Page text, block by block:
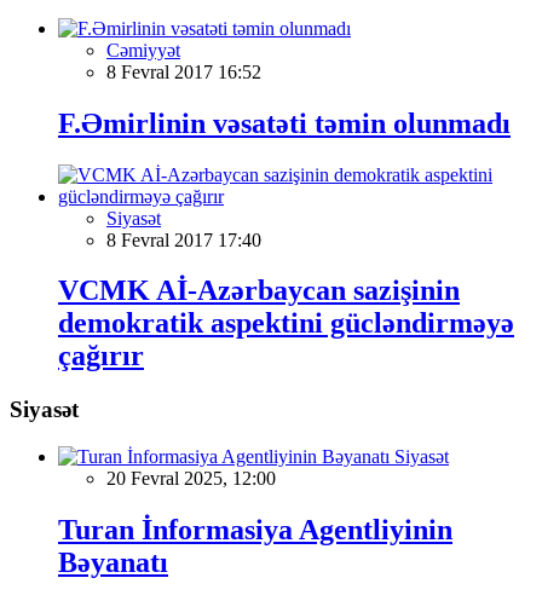
Cəmiyyət
8 Fevral 2017 16:52
F.Əmirlinin vəsatəti təmin olunmadı
Siyasət
8 Fevral 2017 17:40
VCMK Aİ-Azərbaycan sazişinin
demokratik aspektini gücləndirməyə
çağırır
Siyasət
Siyasət
20 Fevral 2025, 12:00
Turan İnformasiya Agentliyinin
Bəyanatı